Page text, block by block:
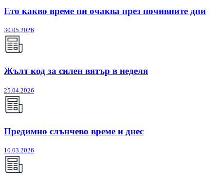
Ето какво време ни очаква през почивните дни
30.05.2026
Жълт код за силен вятър в неделя
25.04.2026
Предимно слънчево време и днес
10.03.2026